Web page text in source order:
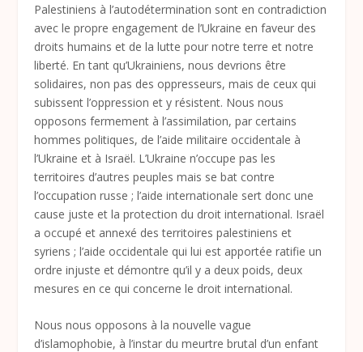
Palestiniens à l’autodétermination sont en contradiction
avec le propre engagement de l’Ukraine en faveur des
droits humains et de la lutte pour notre terre et notre
liberté. En tant qu’Ukrainiens, nous devrions être
solidaires, non pas des oppresseurs, mais de ceux qui
subissent l’oppression et y résistent. Nous nous
opposons fermement à l’assimilation, par certains
hommes politiques, de l’aide militaire occidentale à
l’Ukraine et à Israël. L’Ukraine n’occupe pas les
territoires d’autres peuples mais se bat contre
l’occupation russe ; l’aide internationale sert donc une
cause juste et la protection du droit international. Israël
a occupé et annexé des territoires palestiniens et
syriens ; l’aide occidentale qui lui est apportée ratifie un
ordre injuste et démontre qu’il y a deux poids, deux
mesures en ce qui concerne le droit international.
Nous nous opposons à la nouvelle vague
d’islamophobie, à l’instar du meurtre brutal d’un enfant